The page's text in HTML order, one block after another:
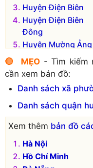
Huyện Điện Biên
Huyện Điện Biên
Đông
Huyện Mường Ảng
🔴 MẸO- Tìm kiếm
cần xem bản đồ:
Danh sách xã
Danh sách quận
Xem thêm bản đồ
Hà Nội
Hồ Chí Minh